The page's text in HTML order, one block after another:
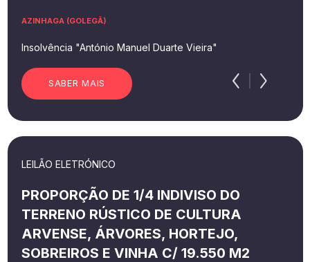
AZINHAGA (GOLEGÃ)
Insolvência "António Manuel Duarte Vieira"
SABER MAIS
LEILÃO ELETRÓNICO
PROPORÇÃO DE 1/4 INDIVISO DO
TERRENO RÚSTICO DE CULTURA
ARVENSE, ÁRVORES, HORTEJO,
SOBREIROS E VINHA C/ 19.550 M2